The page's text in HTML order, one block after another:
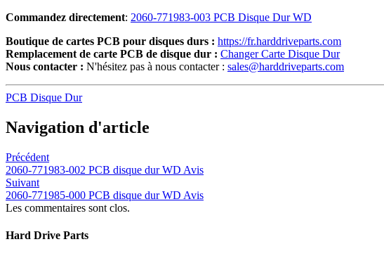
Commandez directement: 2060-771983-003 PCB Disque Dur WD
Boutique de cartes PCB pour disques durs : https://fr.harddriveparts.com
Remplacement de carte PCB de disque dur : Changer Carte Disque Dur
Nous contacter : N'hésitez pas à nous contacter : sales@harddriveparts.com
PCB Disque Dur
Navigation d'article
Précédent
2060-771983-002 PCB disque dur WD Avis
Suivant
2060-771985-000 PCB disque dur WD Avis
Les commentaires sont clos.
Hard Drive Parts